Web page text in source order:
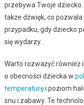
przebywa Twoje
także dźwięk, co
przypadku, gdy dziecko
się wydarzy.
Warto rozważyć również
o obecności dziecka w
temperaturęi poziom
snu i zabawy. Te